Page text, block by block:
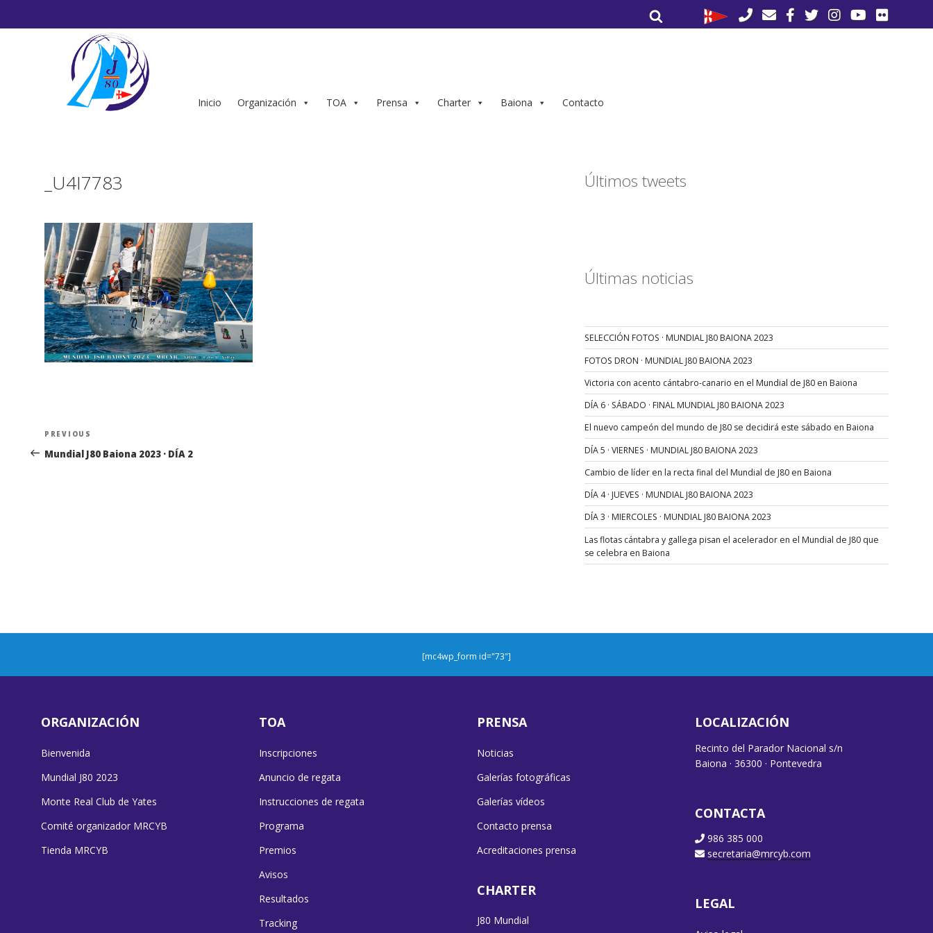
por:
Inicio Organización TOA Prensa Charter Baiona Contacto
_U4I7783
Navegación
de
Previous
Post
PREVIOUS
Mundial J80 Baiona 2023 · DÍA 2
Últimos tweets
Últimas noticias
SELECCIÓN FOTOS · MUNDIAL J80 BAIONA 2023
FOTOS DRON · MUNDIAL J80 BAIONA 2023
Victoria con acento cántabro-canario en el Mundial de J80 en Baiona
DÍA 6 · SÁBADO · FINAL MUNDIAL J80 BAIONA 2023
El nuevo campeón del mundo de J80 se decidirá este sábado en Baiona
DÍA 5 · VIERNES · MUNDIAL J80 BAIONA 2023
Cambio de líder en la recta final del Mundial de J80 en Baiona
DÍA 4 · JUEVES · MUNDIAL J80 BAIONA 2023
DÍA 3 · MIERCOLES · MUNDIAL J80 BAIONA 2023
Las flotas cántabra y gallega pisan el acelerador en el Mundial de J80 que
se celebra en Baiona
[mc4wp_form id="73"]
ORGANIZACIÓN
Bienvenida
Mundial J80 2023
Monte Real Club de Yates
Comité organizador MRCYB
Tienda MRCYB
TOA
Inscripciones
Anuncio de regata
Instrucciones de regata
Programa
Premios
Avisos
Resultados
Tracking
PRENSA
Noticias
Galerías fotográficas
Galerías vídeos
Contacto prensa
Acreditaciones prensa
CHARTER
J80 Mundial
LOCALIZACIÓN
Recinto del Parador Nacional s/n
Baiona · 36300 · Pontevedra
CONTACTA
986 385 000
secretaria@mrcyb.com
LEGAL